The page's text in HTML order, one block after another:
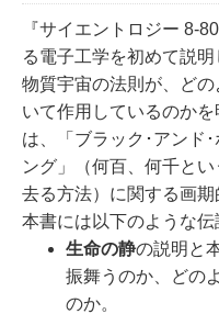
『サイエントロジー 8-
る電子工学を初めて説
物質宇宙の法則が、ど
いて作用しているのか
は、「ブラック･アンド
ング」（何百、何千と
去る方法）に関する画期
本書には以下のような伝
生命の静の説明と
振舞うのか、どの
のか。